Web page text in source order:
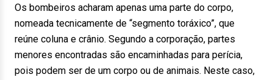
Os bombeiros acharam apenas uma parte do corpo,
nomeada tecnicamente de “segmento toráxico”, que
reúne coluna e crânio. Segundo a corporação, partes
menores encontradas são encaminhadas para perícia,
pois podem ser de um corpo ou de animais. Neste caso,